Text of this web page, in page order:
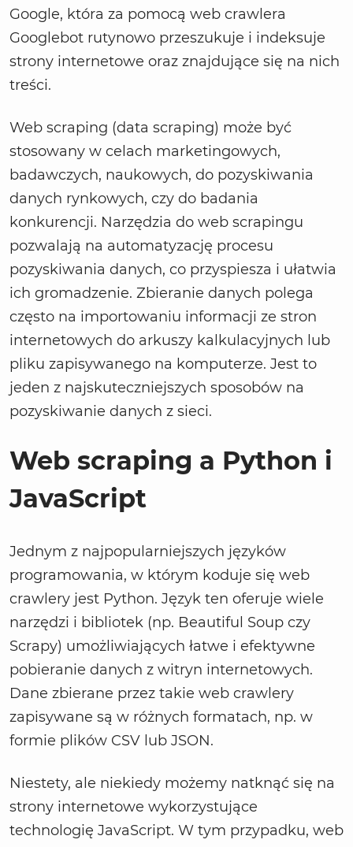
Google, która za pomocą web crawlera
Googlebot rutynowo przeszukuje i indeksuje
strony internetowe oraz znajdujące się na nich
treści.
Web scraping (data scraping) może być
stosowany w celach marketingowych,
badawczych, naukowych, do pozyskiwania
danych rynkowych, czy do badania
konkurencji. Narzędzia do web scrapingu
pozwalają na automatyzację procesu
pozyskiwania danych, co przyspiesza i ułatwia
ich gromadzenie. Zbieranie danych polega
często na importowaniu informacji ze stron
internetowych do arkuszy kalkulacyjnych lub
pliku zapisywanego na komputerze. Jest to
jeden z najskuteczniejszych sposobów na
pozyskiwanie danych z sieci.
Web scraping a Python i
JavaScript
Jednym z najpopularniejszych języków
programowania, w którym koduje się web
crawlery jest Python. Język ten oferuje wiele
narzędzi i bibliotek (np. Beautiful Soup czy
Scrapy) umożliwiających łatwe i efektywne
pobieranie danych z witryn internetowych.
Dane zbierane przez takie web crawlery
zapisywane są w różnych formatach, np. w
formie plików CSV lub JSON.
Niestety, ale niekiedy możemy natknąć się na
strony internetowe wykorzystujące
technologię JavaScript. W tym przypadku, web